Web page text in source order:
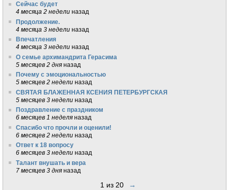
Сейчас будет
4 месяца 2 недели назад
Продолжение.
4 месяца 3 недели назад
Впечатления
4 месяца 3 недели назад
О семье архимандрита Герасима
5 месяцев 2 дня назад
Почему с эмоциональностью
5 месяцев 2 недели назад
СВЯТАЯ БЛАЖЕННАЯ КСЕНИЯ ПЕТЕРБУРГСКАЯ
5 месяцев 3 недели назад
Поздравление с праздником
6 месяцев 1 неделя назад
Спасибо что прочли и оценили!
6 месяцев 2 недели назад
Ответ к 18 вопросу
6 месяцев 3 недели назад
Талант внушать и вера
7 месяцев 3 дня назад
1 из 20 →